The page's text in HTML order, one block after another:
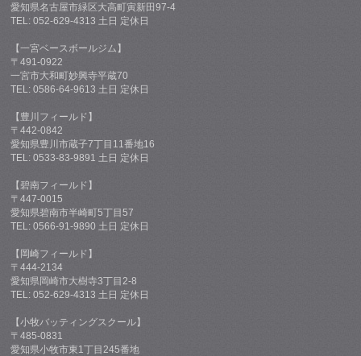
愛知県名古屋市緑区大高町寅新田97-4
TEL: 052-629-4313 土日 定休日
【一宮ベースボールジム】
〒491-0922
一宮市大和町妙興寺平蔵70
TEL: 0586-64-9613 土日 定休日
【豊川フィールド】
〒442-0842
愛知県豊川市蔵子7丁目11番地16
TEL: 0533-83-9891 土日 定休日
【碧南フィールド】
〒447-0015
愛知県碧南市半崎町5丁目57
TEL: 0566-91-9890 土日 定休日
【岡崎フィールド】
〒444-2134
愛知県岡崎市大樹寺3丁目2-8
TEL: 052-629-4313 土日 定休日
【小牧バッティングスクール】
〒485-0831
愛知県小牧市東1丁目245番地